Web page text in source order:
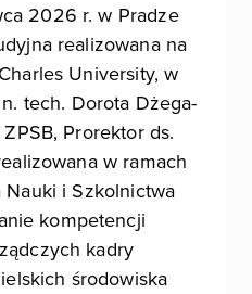
2026 r. w Pradze
realizowana na
University, w
tech. Dorota Dżega-
Prorektor ds.
w ramach
i Szkolnictwa
kompetencji
kadry
środowiska